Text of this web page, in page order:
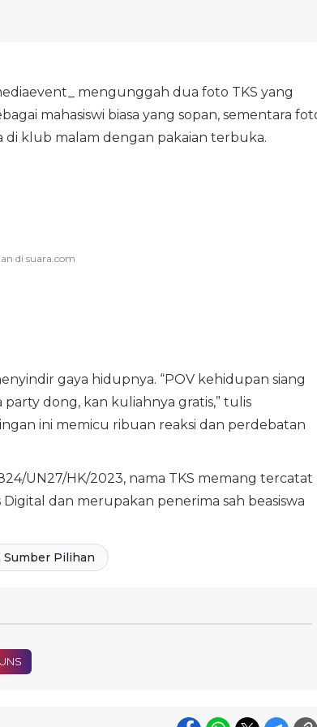
mengunggah dua foto TKS yang
mahasiswi biasa yang sopan, sementara
di klub malam dengan pakaian terbuka.
gaya hidupnya. “POV kehidupan siang
party dong, kan kuliahnya gratis,” tulis
ini memicu ribuan reaksi dan perdebatan
UN27/HK/2023, nama TKS memang tercatat
Digital dan merupakan penerima sah beasiswa
Sumber Pilihan